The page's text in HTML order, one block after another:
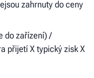
zahrnuty do ceny
do zařízení) /
přijetí X typický zisk X